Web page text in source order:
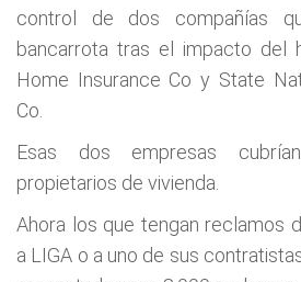
control de dos compañías
bancarrota tras el impacto del
Home Insurance Co y State
Co.
Esas dos empresas
propietarios de vivienda.
Ahora los que tengan reclamos
a LIGA o a uno de sus